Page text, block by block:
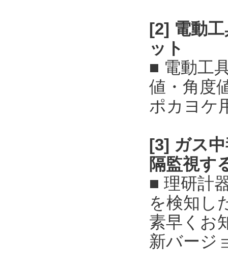
[2] 電動
ット
■ 電動工
値・角度
ポカヨケ
[3] ガス
隔監視す
■ 理研計
を検知し
素早くお
新バージ